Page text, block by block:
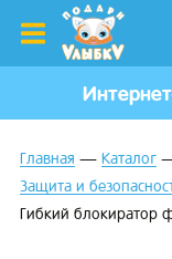
Главная Каталог
Защита и
Гибкий блокиратор